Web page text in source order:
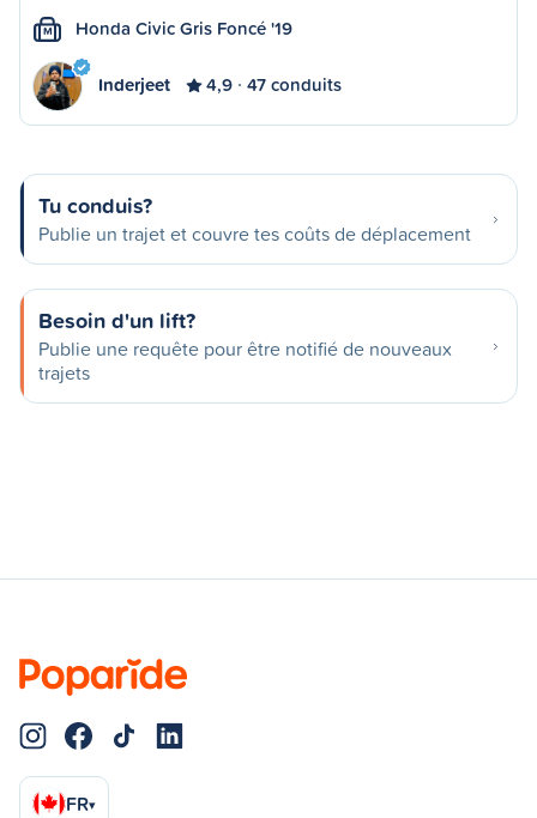
M Honda Civic Gris Foncé '19
Inderjeet 4,9 47 conduits
Tu conduis?
Publie un trajet et couvre tes coûts de déplacement
Besoin d'un lift?
Publie une requête pour être notifié de nouveaux
trajets
FR▾